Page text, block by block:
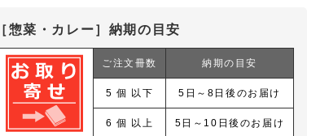
［惣菜・カレー］納期の目安
ご注文冊数 納期の目安
5 個 以下 5日～8日後のお届け
6 個 以上 5日～10日後のお届け